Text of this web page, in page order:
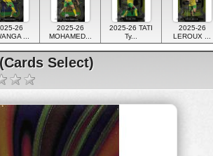
26
...
2025-26
MOHAMED...
2025-26 TATI
Ty...
2025-26
LEROUX ...
Select)